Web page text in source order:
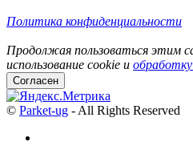
Политика конфиденциальности
Продолжая пользоваться этим
использование cookie и
Согласен
© Parket-ug - All Rights Reserved